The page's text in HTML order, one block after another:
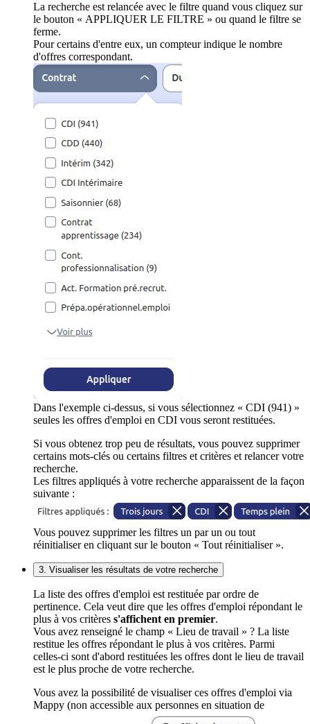
La recherche est relancée avec le filtre quand vous cliquez sur
le bouton « APPLIQUER LE FILTRE » ou quand le filtre se
ferme.
Pour certains d'entre eux, un compteur indique le nombre
d'offres correspondant.
Dans l'exemple ci-dessus, si vous sélectionnez « CDI (941) »
seules les offres d'emploi en CDI vous seront restituées.
Si vous obtenez trop peu de résultats, vous pouvez supprimer
certains mots-clés ou certains filtres et critères et relancer votre
recherche.
Les filtres appliqués à votre recherche apparaissent de la façon
suivante :
Vous pouvez supprimer les filtres un par un ou tout
réinitialiser en cliquant sur le bouton « Tout réinitialiser ».
3. Visualiser les résultats de votre recherche
La liste des offres d'emploi est restituée par ordre de
pertinence. Cela veut dire que les offres d'emploi répondant le
plus à vos critères s'affichent en premier.
Vous avez renseigné le champ « Lieu de travail » ? La liste
restitue les offres répondant le plus à vos critères. Parmi
celles-ci sont d'abord restituées les offres dont le lieu de travail
est le plus proche de votre recherche.
Vous avez la possibilité de visualiser ces offres d'emploi via
Mappy (non accessible aux personnes en situation de